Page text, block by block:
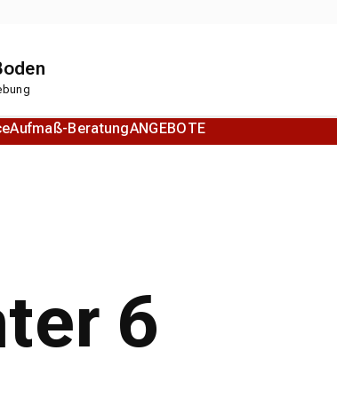
Aufmaß-BeratungANGEBOTE
6